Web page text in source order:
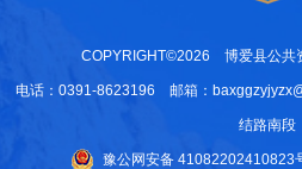
COPYRIGHT©2026 博爱县公
电话：0391-8623196 邮箱：
结路南段
豫公网安备 41082202410823